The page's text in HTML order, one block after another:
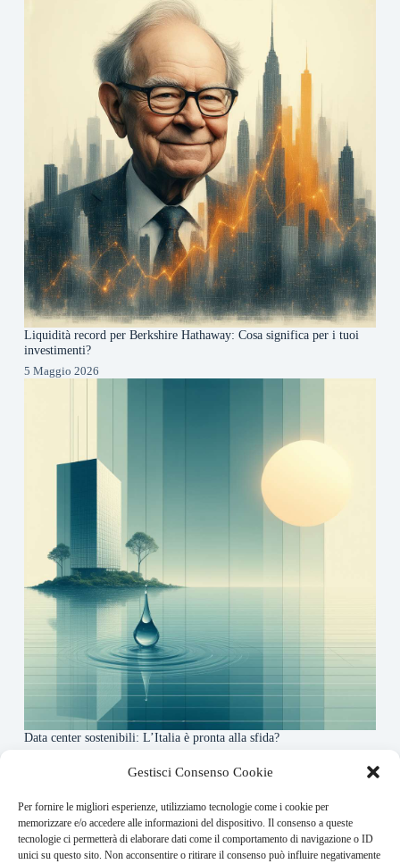
Gestisci Consenso Cookie
Per fornire le migliori esperienze, utilizziamo tecnologie come i cookie per
memorizzare e/o accedere alle informazioni del dispositivo. Il consenso a queste
tecnologie ci permetterà di elaborare dati come il comportamento di navigazione o ID
unici su questo sito. Non acconsentire o ritirare il consenso può influire negativamente
Liquidità record per Berkshire Hathaway: Cosa significa per i tuoi
investimenti?
5 Maggio 2026
Data center sostenibili: L’Italia è pronta alla sfida?
About this website
Finance-Bullet.it ogni giorno trova per te le notizie più